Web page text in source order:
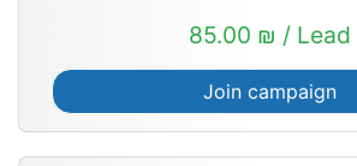
85.00 ₪ / Lead
Join campaign